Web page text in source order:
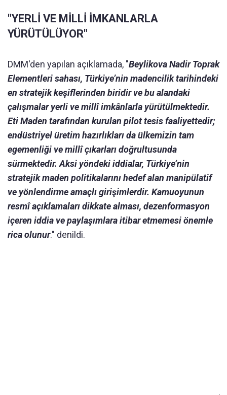
"YERLİ VE MİLLİ İMKANLARLA
YÜRÜTÜLÜYOR"
DMM'den yapılan açıklamada, "Beylikova Nadir Toprak
Elementleri sahası, Türkiye’nin madencilik tarihindeki
en stratejik keşiflerinden biridir ve bu alandaki
çalışmalar yerli ve millî imkânlarla yürütülmektedir.
Eti Maden tarafından kurulan pilot tesis faaliyettedir;
endüstriyel üretim hazırlıkları da ülkemizin tam
egemenliği ve millî çıkarları doğrultusunda
sürmektedir. Aksi yöndeki iddialar, Türkiye’nin
stratejik maden politikalarını hedef alan manipülatif
ve yönlendirme amaçlı girişimlerdir. Kamuoyunun
resmî açıklamaları dikkate alması, dezenformasyon
içeren iddia ve paylaşımlara itibar etmemesi önemle
rica olunur." denildi.